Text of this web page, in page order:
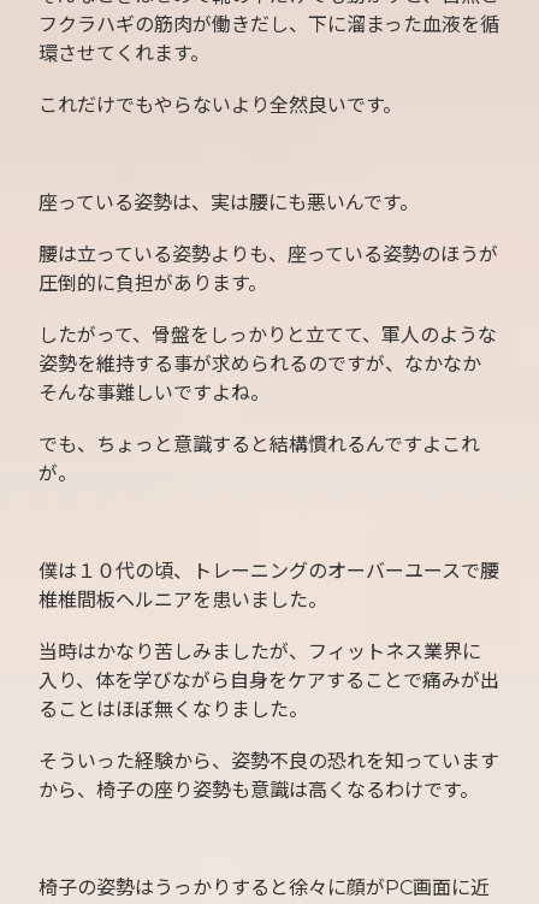
フクラハギの筋肉が働きだし、下に溜まった血液を循
環させてくれます。
これだけでもやらないより全然良いです。
座っている姿勢は、実は腰にも悪いんです。
腰は立っている姿勢よりも、座っている姿勢のほうが
圧倒的に負担があります。
したがって、骨盤をしっかりと立てて、軍人のような
姿勢を維持する事が求められるのですが、なかなか
そんな事難しいですよね。
でも、ちょっと意識すると結構慣れるんですよこれ
が。
僕は１０代の頃、トレーニングのオーバーユースで腰
椎椎間板ヘルニアを患いました。
当時はかなり苦しみましたが、フィットネス業界に
入り、体を学びながら自身をケアすることで痛みが出
ることはほぼ無くなりました。
そういった経験から、姿勢不良の恐れを知っています
から、椅子の座り姿勢も意識は高くなるわけです。
椅子の姿勢はうっかりすると徐々に顔がPC画面に近